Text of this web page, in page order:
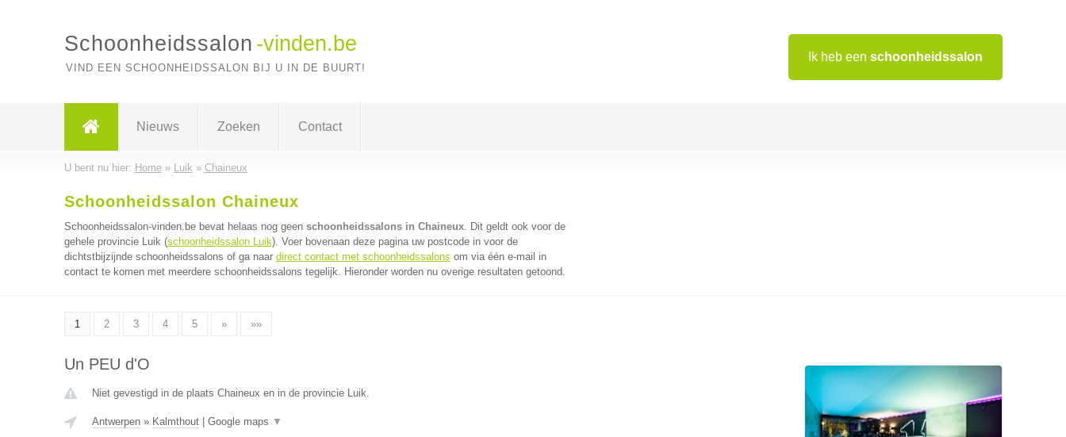
Ik heb een schoonheidssalon
Schoonheidssalon -vinden.be
VIND EEN SCHOONHEIDSSALON BIJ U IN DE BUURT!
Nieuws Zoeken Contact
U bent nu hier: Home» Luik » Chaineux
Schoonheidssalon Chaineux
Schoonheidssalon-vinden.be bevat helaas nog geen schoonheidssalons in Chaineux. Dit geldt ook voor de
gehele provincie Luik (schoonheidssalon Luik). Voer bovenaan deze pagina uw postcode in voor de
dichtstbijzijnde schoonheidssalons of ga naar direct contact met schoonheidssalons om via één e-mail in
contact te komen met meerdere schoonheidssalons tegelijk. Hieronder worden nu overige resultaten getoond.
1 2 3 4 5 » »»
Un PEU d'O
Niet gevestigd in de plaats Chaineux en in de provincie Luik.
Antwerpen» Kalmthout| Google maps ▼